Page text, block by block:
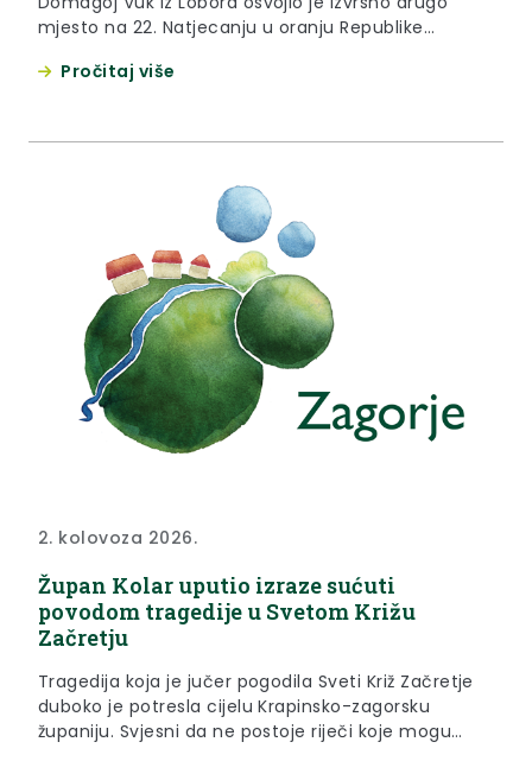
mjesto na 22. Natjecanju u oranju Republike
Delnicama. Domagoj Vuk je ovim uspjehom
Pročitaj više
2. kolovoza 2026.
Župan Kolar uputio izraze sućuti
povodom tragedije u Svetom Križu
Začretju
Tragedija koja je jučer pogodila Sveti Križ Začretje
duboko je potresla cijelu Krapinsko-zagorsku
županiju. Svjesni da ne postoje riječi koje mogu